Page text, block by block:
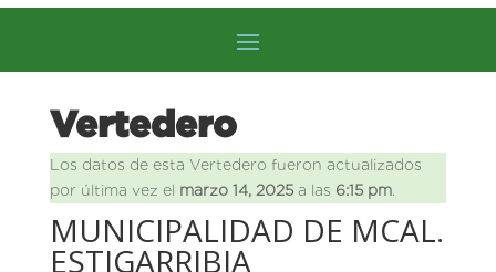
Vertedero
Los datos de esta Vertedero fueron actualizados
por última vez el marzo 14, 2025a las 6:15 pm.
MUNICIPALIDAD DE MCAL.
ESTIGARRIBIA